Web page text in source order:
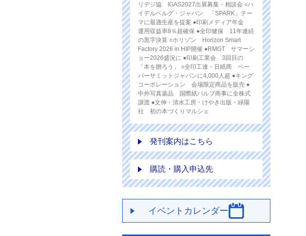
リデジ協 IGAS2027出展募集・相談会 ○ハ
イデルベルグ・ジャパン 「SPARK」テー
マに最適生産を提案 ●印刷メディア年金
運用収益率8％超確保 ●全印健保 11年連続
の黒字決算 ○ホリゾン Horizon Smart
Factory 2026 in HIP開催 ●RMGT サマーシ
ョー2026盛況に ●印刷工業会 3回目の
「本を贈ろう」 ○全印工連・日紙商 ペー
パーサミットジャパンに4,000人超 ●キング
コーポレーション 会場限定商品を販売 ●
中外写真薬品 国際紙パルプ商事に全株式
譲渡 ●文伸・清水工房・けやき出版・緑陽
社 初の本づくりマルシェ
発刊案内はこちら
購読・購入申込先
イベントカレンダー